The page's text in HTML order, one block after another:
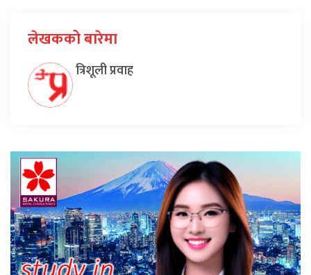
लेखकको बारेमा
त्रिशूली प्रवाह